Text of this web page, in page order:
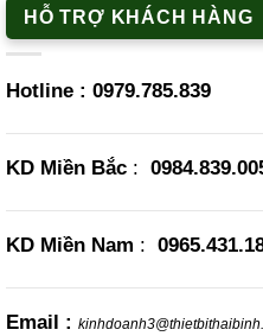
HỖ TRỢ KHÁCH HÀNG
Hotline : 0979.785.839
KD Miền Bắc :
KD Miền Nam :
Email :